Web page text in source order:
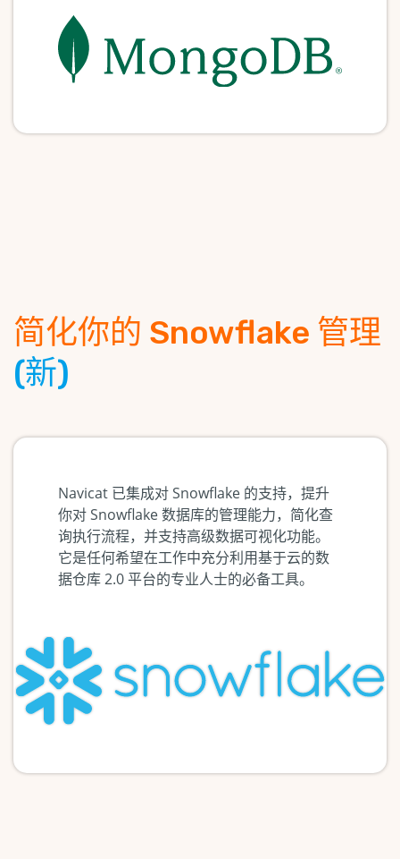
简化你的 Snowflake 管理
(新)
Navicat 已集成对 Snowflake 的支持，提升
你对 Snowflake 数据库的管理能力，简化查
询执行流程，并支持高级数据可视化功能。
它是任何希望在工作中充分利用基于云的数
据仓库 2.0 平台的专业人士的必备工具。